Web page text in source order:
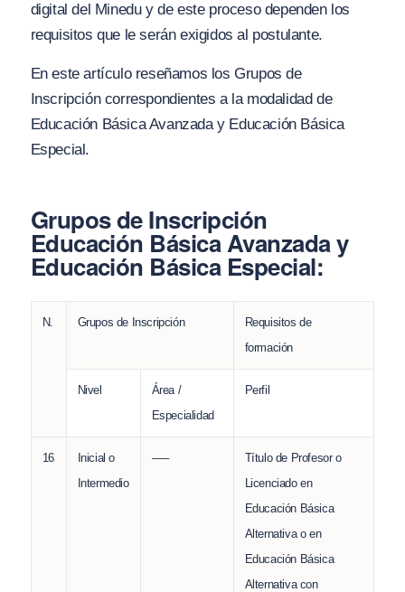
digital del Minedu y de este proceso dependen los
requisitos que le serán exigidos al postulante.
En este artículo reseñamos los Grupos de
Inscripción correspondientes a la modalidad de
Educación Básica Avanzada y Educación Básica
Especial.
Grupos de Inscripción
Educación Básica Avanzada y
Educación Básica Especial:
N. Grupos de Inscripción
Requisitos de
formación
Nivel
Área /
Especialidad
Perfil
16
Inicial o
Intermedio
—–
Título de Profesor o
Licenciado en
Educación Básica
Alternativa o en
Educación Básica
Alternativa con